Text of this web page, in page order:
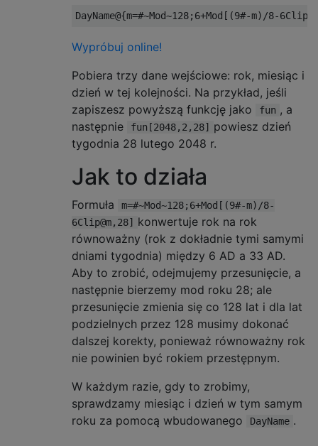
Wypróbuj online!
Pobiera trzy dane wejściowe: rok, miesiąc i
dzień w tej kolejności. Na przykład, jeśli
zapiszesz powyższą funkcję jako
fun , a
następnie
fun[2048,2,28]
powiesz dzień
tygodnia 28 lutego 2048 r.
Jak to działa
Formuła
m=#~Mod~128;6+Mod[(9#-m)/8-
6Clip@m,28]
konwertuje rok na rok
równoważny (rok z dokładnie tymi samymi
dniami tygodnia) między 6 AD a 33 AD.
Aby to zrobić, odejmujemy przesunięcie, a
następnie bierzemy mod roku 28; ale
przesunięcie zmienia się co 128 lat i dla lat
podzielnych przez 128 musimy dokonać
dalszej korekty, ponieważ równoważny rok
nie powinien być rokiem przestępnym.
W każdym razie, gdy to zrobimy,
sprawdzamy miesiąc i dzień w tym samym
roku za pomocą wbudowanego
DayName .